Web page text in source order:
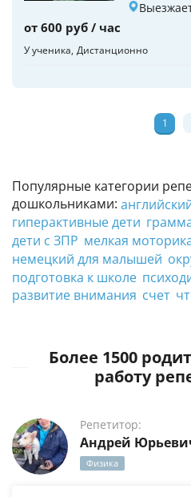
Популярные категории
дошкольниками:
гиперактивные дети
дети с ЗПР мелкая
немецкий для малышей
подготовка к школе
развитие внимания счет
от 600 руб / час
У ученика Дистанционно
1
Более 1500
работу
Репетитор:
Андрей
Физика